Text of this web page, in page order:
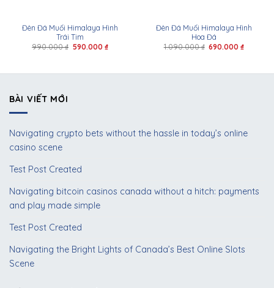
Đèn Đá Muối Himalaya Hình
Trái Tim
990.000₫ 590.000 ₫
Đèn Đá Muối Himalaya Hình
Hoa Đá
1.090.000₫ 690.000₫
BÀI VIẾT MỚI
Navigating crypto bets without the hassle in today’s online
casino scene
Test Post Created
Navigating bitcoin casinos canada without a hitch: payments
and play made simple
Test Post Created
Navigating the Bright Lights of Canada’s Best Online Slots
Scene